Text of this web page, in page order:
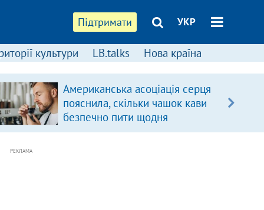
Підтримати УКР
культури LB.talks Нова країна
Американська асоціація серця
пояснила, скільки чашок кави
безпечно пити щодня
РЕКЛАМА